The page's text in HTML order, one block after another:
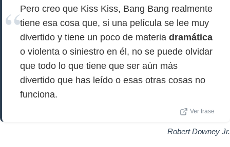
Pero creo que Kiss Kiss, Bang Bang realmente
tiene esa cosa que, si una película se lee muy
divertido y tiene un poco de materia dramática
o violenta o siniestro en él, no se puede olvidar
que todo lo que tiene que ser aún más
divertido que has leído o esas otras cosas no
funciona.
Ver frase
Robert Downey Jr.